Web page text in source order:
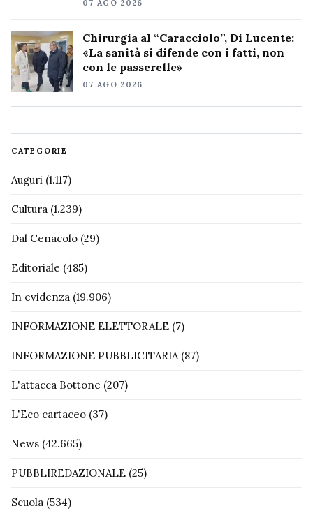
07 AGO 2026
Chirurgia al “Caracciolo”, Di Lucente:
«La sanità si difende con i fatti, non
con le passerelle»
07 AGO 2026
CATEGORIE
Auguri (1.117)
Cultura (1.239)
Dal Cenacolo (29)
Editoriale (485)
In evidenza (19.906)
INFORMAZIONE ELETTORALE (7)
INFORMAZIONE PUBBLICITARIA (87)
L'attacca Bottone (207)
L'Eco cartaceo (37)
News (42.665)
PUBBLIREDAZIONALE (25)
Scuola (534)